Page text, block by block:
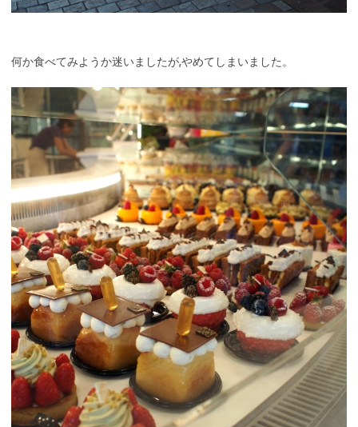
何か食べてみようか迷いましたが,やめてしまいました。